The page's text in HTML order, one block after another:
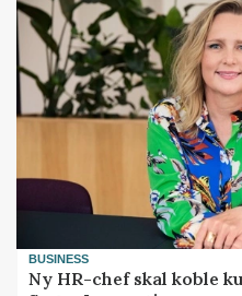
BUSINESS
Ny HR-chef skal koble